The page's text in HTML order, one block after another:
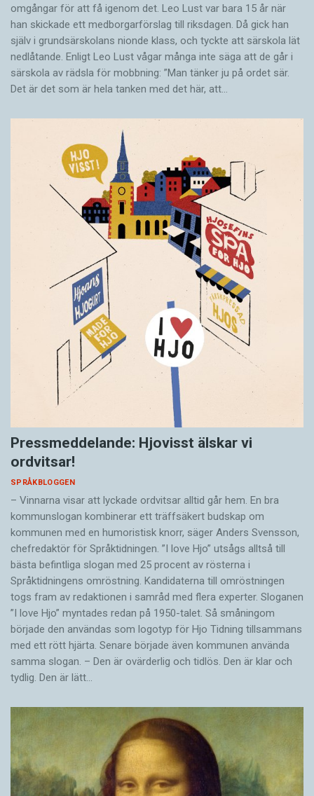
omgångar för att få igenom det. Leo Lust var bara 15 år när
han skickade ett medborgarförslag till riksdagen. Då gick han
själv i grundsärskolans nionde klass, och tyckte att särskola lät
nedlåtande. Enligt Leo Lust vågar många inte säga att de går i
särskola av rädsla för mobbning: ”Man tänker ju på ordet sär.
Det är det som är hela tanken med det här, att…
Pressmeddelande: Hjovisst älskar vi
ordvitsar!
SPRÅKBLOGGEN
– Vinnarna visar att lyckade ordvitsar alltid går hem. En bra
kommunslogan kombinerar ett träffsäkert budskap om
kommunen med en humoristisk knorr, säger Anders Svensson,
chefredaktör för Språktidningen. ”I love Hjo” utsågs alltså till
bästa befintliga slogan med 25 procent av rösterna i
Språktidningens omröstning. Kandidaterna till omröstningen
togs fram av redaktionen i samråd med flera experter. Sloganen
”I love Hjo” myntades redan på 1950-talet. Så småningom
började den användas som logotyp för Hjo Tidning tillsammans
med ett rött hjärta. Senare började även kommunen använda
samma slogan. – Den är ovärderlig och tidlös. Den är klar och
tydlig. Den är lätt…